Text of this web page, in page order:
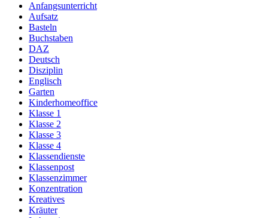
Anfangsunterricht
Aufsatz
Basteln
Buchstaben
DAZ
Deutsch
Disziplin
Englisch
Garten
Kinderhomeoffice
Klasse 1
Klasse 2
Klasse 3
Klasse 4
Klassendienste
Klassenpost
Klassenzimmer
Konzentration
Kreatives
Kräuter